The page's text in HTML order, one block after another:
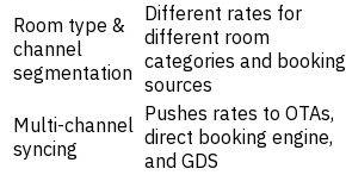
Room type &
channel
segmentation
Different rates for
different room
categories and booking
sources
Multi-channel
syncing
Pushes rates to OTAs,
direct booking engine,
and GDS